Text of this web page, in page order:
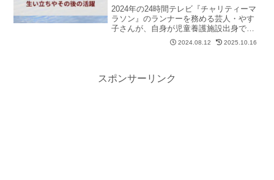
2024年の24時間テレビ『チャリティーマ
ラソン』のランナーを務める芸人・やす
子さんが、自身が児童養護施設出身であ
ることを告白して話題になりました。今
回は、児童養護施設出身という経歴を持
ついて調査しました。
2024.08.12 2025.10.16
スポンサーリンク